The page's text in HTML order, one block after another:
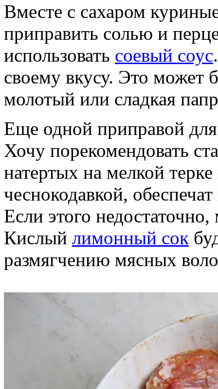
Вместе с сахаром
приправить солью и
использовать соевый соус
своему вкусу. Это
молотый или сладкая
Еще одной приправой
Хочу порекомендовать
натертых на мелкой
чеснокодавкой,
Если этого
Кислый лимонный сок
размягчению мясных